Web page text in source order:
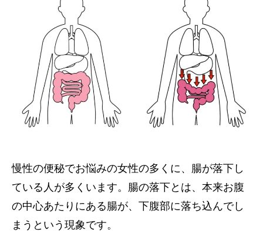
慢性の便秘でお悩みの女性の多くに、腸が落下し
ている人が多くいます。腸の落下とは、本来お腹
の中心あたりにある腸が、下腹部に落ち込んでし
まうという現象です。